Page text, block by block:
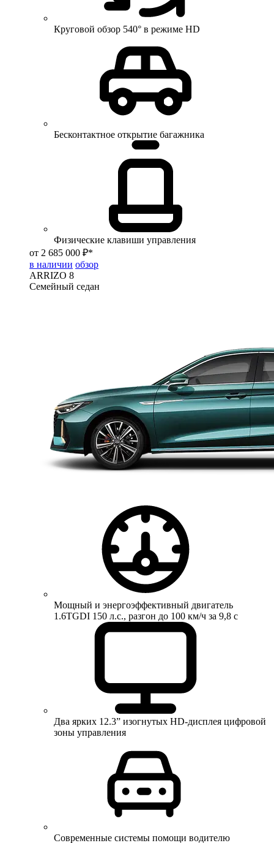
Круговой обзор 540° в режиме HD
Бесконтактное открытие багажника
Физические клавиши управления
от 2 685 000 ₽*
в наличии обзор
ARRIZO 8
Семейный седан
Мощный и энергоэффективный двигатель
1.6TGDI 150 л.с., разгон до 100 км/ч за 9,8 с
Два ярких 12.3” изогнутых HD-дисплея цифровой
зоны управления
Современные системы помощи водителю